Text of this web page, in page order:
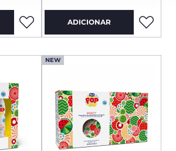
ADICIONAR
NEW